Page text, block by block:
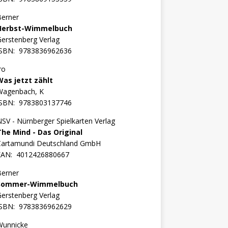
Wimmelbuch
Verlag
9783836962636
jetzt zählt
K
9783803137746
- Nürnberger Spielkarten Verlag
Mind - Das Original
Deutschland GmbH
4012426880667
Wimmelbuch
Verlag
9783836962629